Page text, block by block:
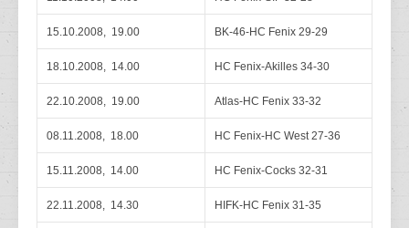
15.10.2008, 19.00 BK-46-HC Fenix 29-29
18.10.2008, 14.00 HC Fenix-Akilles 34-30
22.10.2008, 19.00 Atlas-HC Fenix 33-32
08.11.2008, 18.00 HC Fenix-HC West 27-36
15.11.2008, 14.00 HC Fenix-Cocks 32-31
22.11.2008, 14.30 HIFK-HC Fenix 31-35